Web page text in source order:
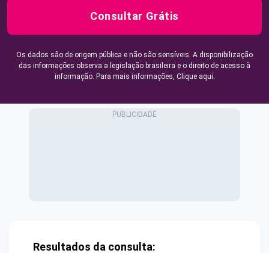
Consultar Grátis
Os dados são de origem pública e não são sensíveis. A disponibilização
das informações observa a legislação brasileira e o direito de acesso à
informação. Para mais informações, Clique aqui.
Resultados da consulta: